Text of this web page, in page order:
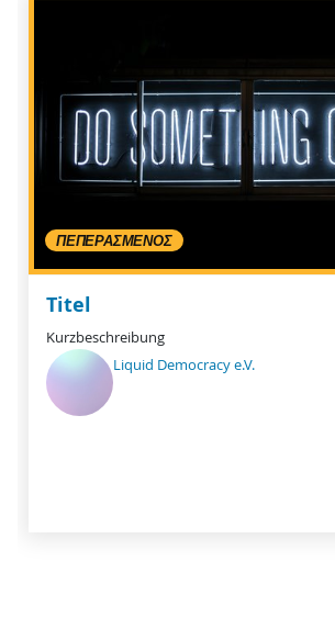
ΠΕΠΕΡΑΣΜΈΝΟΣ
Titel
Kurzbeschreibung
Liquid Democracy e.V.